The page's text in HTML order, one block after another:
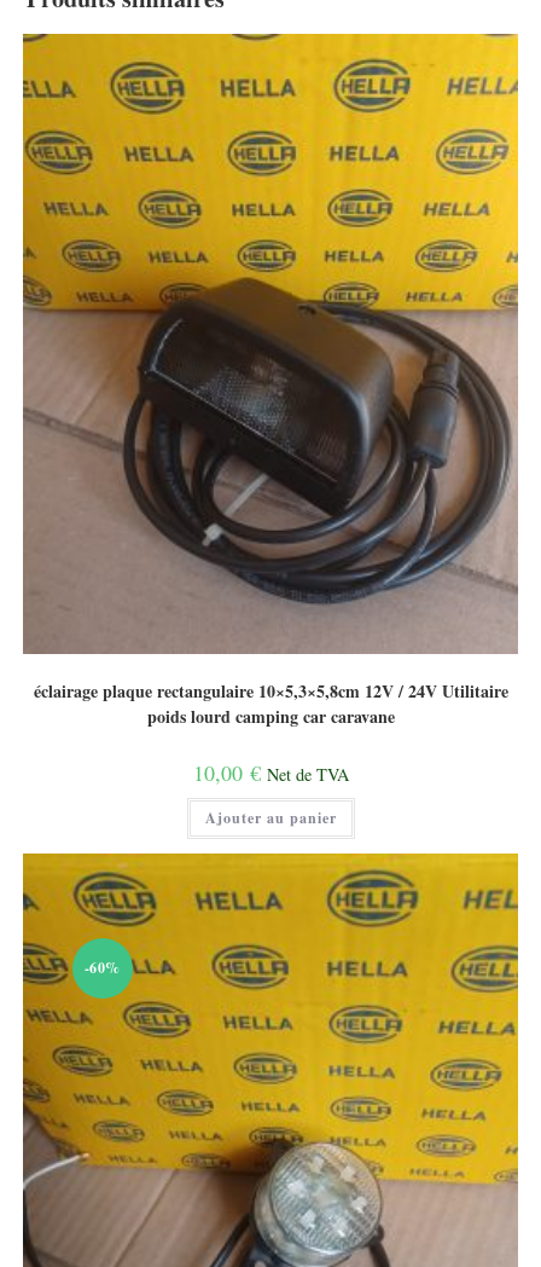
éclairage plaque rectangulaire 10×5,3×5,8cm 12V / 24V Utilitaire
poids lourd camping car caravane
10,00 € Net de TVA
Ajouter au panier
-60%